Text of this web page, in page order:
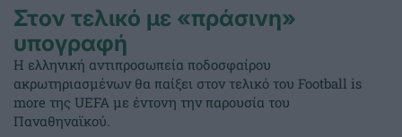
Στον τελικό με «πράσινη»
υπογραφή
Η ελληνική αντιπροσωπεία ποδοσφαίρου
ακρωτηριασμένων θα παίξει στον τελικό του Football is
more της UEFA με έντονη την παρουσία του
Παναθηναϊκού.